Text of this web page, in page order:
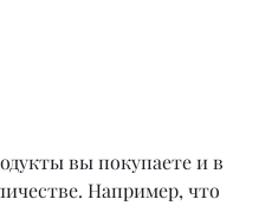
Например, что